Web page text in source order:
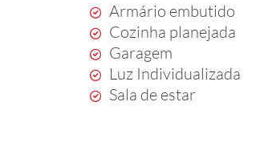
Armário embutido
Cozinha planejada
Garagem
Luz Individualizada
Sala de estar